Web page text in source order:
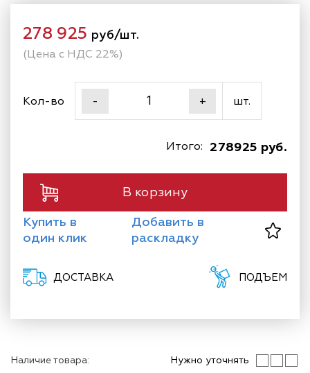
Наличие товара: Нужно уточнять
278 925 руб/шт.
(Цена с НДС 22%)
Кол-во - + шт.
278925 руб.
Итого:
В корзину
Купить в
один клик
Добавить в
раскладку
ДОСТАВКА ПОДЪЕМ